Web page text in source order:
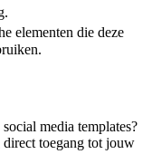
elementen die deze
media templates?
toegang tot jouw